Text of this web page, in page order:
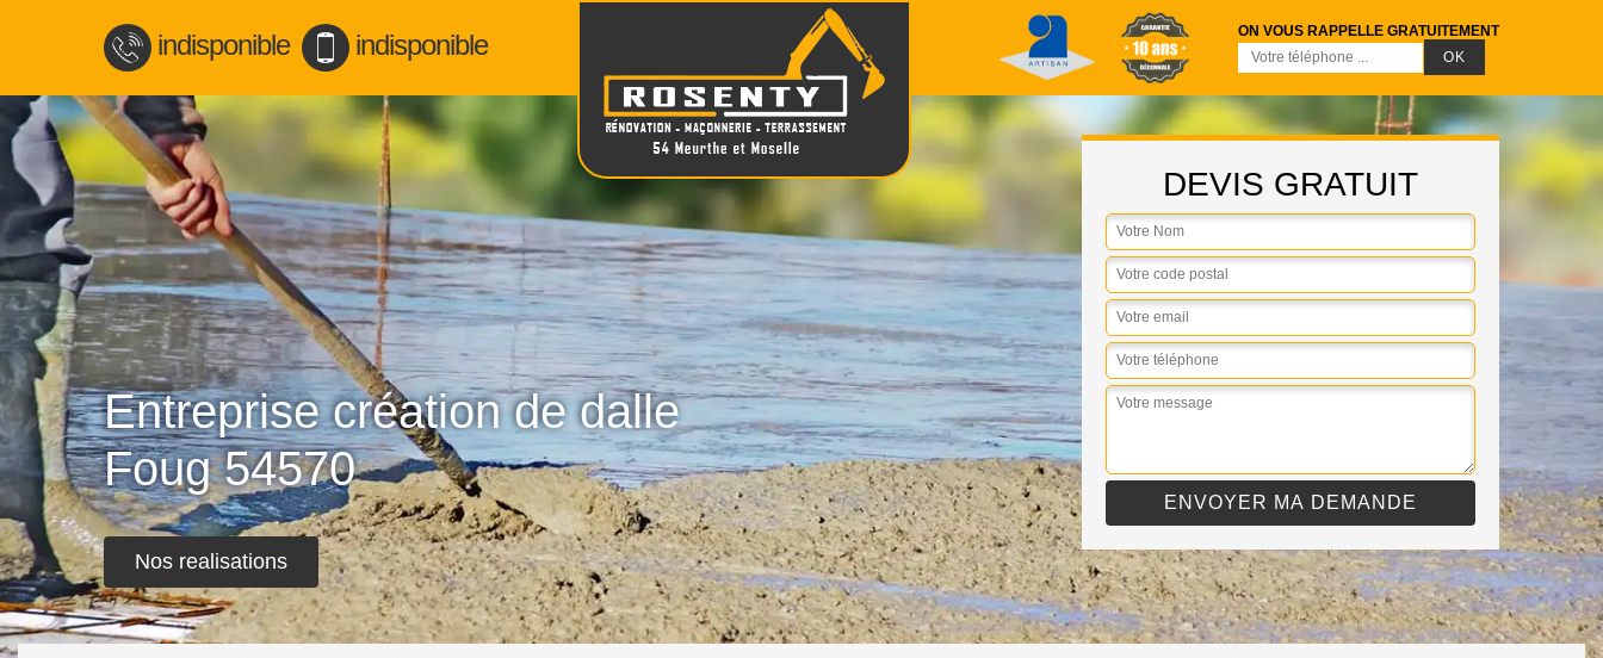
indisponible indisponible ON VOUS RAPPELLE GRATUITEMENT
Entreprise création de dalle
Foug 54570
Nos realisations
DEVIS GRATUIT